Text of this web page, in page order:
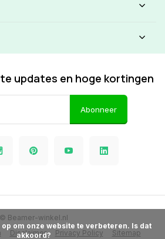
updates en hoge kortingen
Abonneer
Disclaimer Privacy Policy Sitemap
© Beamer-winkel.nl
akkoord?